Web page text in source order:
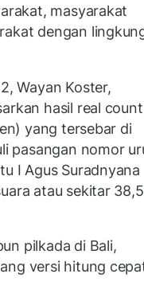
masyarakat
dengan
Wayan Koster,
hasil real count
yang tersebar di
pasangan nomor
I Agus Suradnyana
atau sekitar
pilkada di Bali,
versi hitung